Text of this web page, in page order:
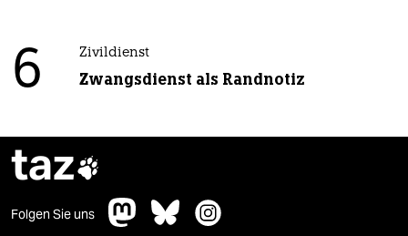
6 Zivildienst
Zwangsdienst als Randnotiz
taz
Folgen Sie uns